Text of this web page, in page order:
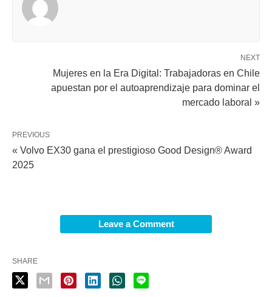
NEXT
Mujeres en la Era Digital: Trabajadoras en Chile
apuestan por el autoaprendizaje para dominar el
mercado laboral »
PREVIOUS
« Volvo EX30 gana el prestigioso Good Design® Award
2025
Leave a Comment
SHARE